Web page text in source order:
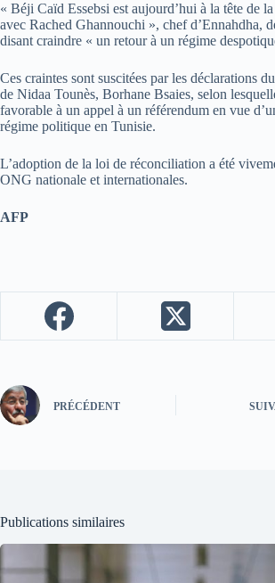
« Béji Caïd Essebsi est aujourd’hui à la tête de
avec Rached Ghannouchi », chef d’Ennahdha,
disant craindre « un retour à un régime
Ces craintes sont suscitées par les déclarations
de Nidaa Tounès, Borhane Bsaies, selon
favorable à un appel à un référendum en vue
régime politique en Tunisie.
L’adoption de la loi de réconciliation a été
ONG nationale et internationales.
AFP
PRÉCÉDENT
Publications similaires